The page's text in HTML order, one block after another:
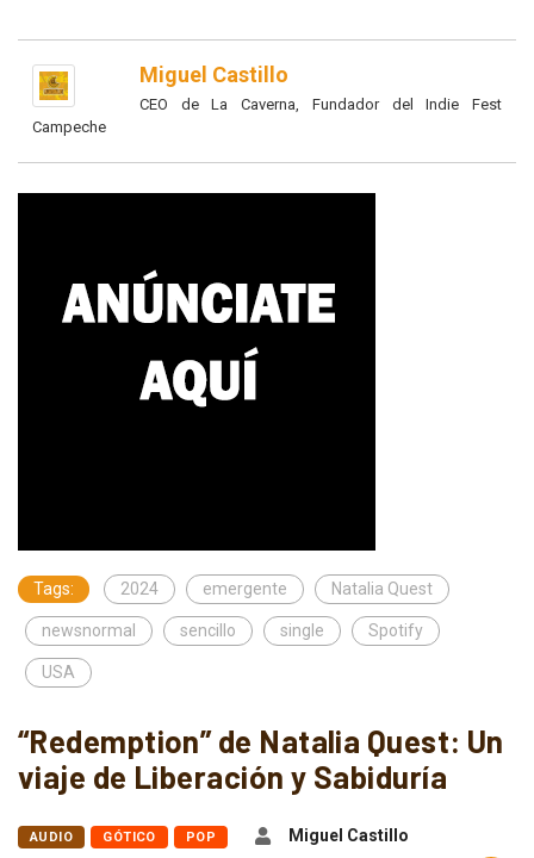
Miguel Castillo
CEO de La Caverna, Fundador del Indie Fest
Campeche
Tags: 2024 emergente Natalia Quest
newsnormal sencillo single Spotify
USA
“Redemption” de Natalia Quest: Un
viaje de Liberación y Sabiduría
AUDIO GÓTICO POP
Miguel Castillo